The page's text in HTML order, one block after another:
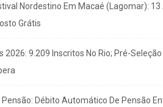
Nordestino Em Macaé (Lagomar): 13
Grátis
2026: 9.209 Inscritos No Rio; Pré-Seleção
Pensão: Débito Automático De Pensão